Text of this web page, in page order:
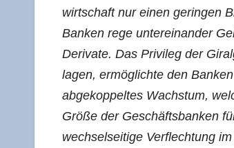
wirt­schaft nur einen gerin­gen
Ban­ken rege unter­ein­an­der
Deri­va­te. Das Pri­vi­leg der
la­gen, ermög­lich­te den
abge­kop­pel­tes Wachs­tum,
Grö­ße der Geschäfts­ban­ken
wech­sel­sei­ti­ge Ver­flech­tung